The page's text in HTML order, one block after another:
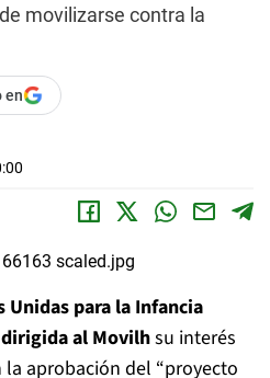
movilizarse contra la
en
Unidas para la Infancia
al Movilhsu interés
la aprobación del “proyecto